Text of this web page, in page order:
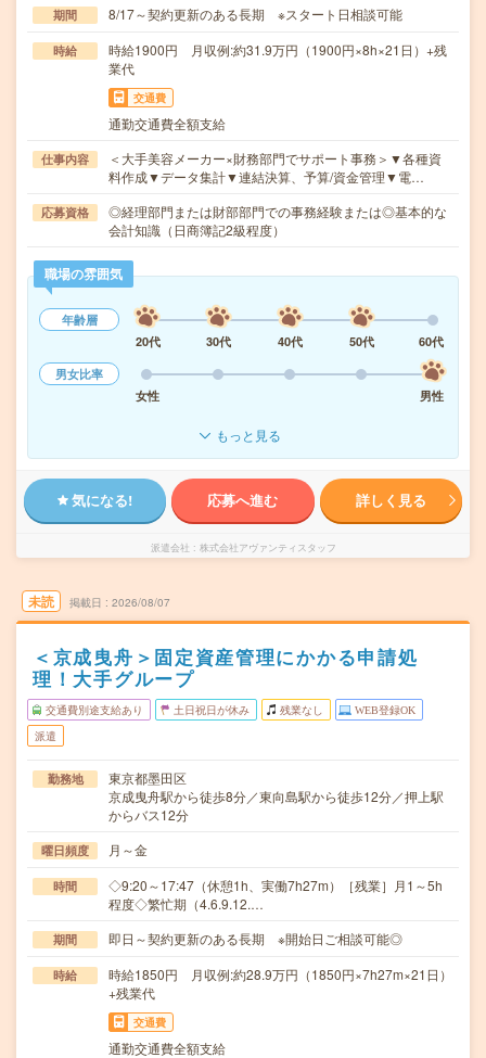
期間 8/17～契約更新のある長期 ※スタート日相談可能
時給
時給1900円 月収例:約31.9万円（1900円×8h×21日）+残
業代
交通費
通勤交通費全額支給
仕事内容
＜大手美容メーカー×財務部門でサポート事務＞▼各種資
料作成▼データ集計▼連結決算、予算/資金管理▼電…
応募資格
◎経理部門または財部部門での事務経験または◎基本的な
会計知識（日商簿記2級程度）
職場の雰囲気
年齢層
20代
30代 40代 50代
60代
男女比率
女性
男性
もっと見る
気になる! 応募へ進む 詳しく見る
派遣会社 株式会社アヴァンティスタッフ
未読 掲載日 2026/08/07
＜京成曳舟＞固定資産管理にかかる申請処
理！大手グループ
交通費別途支給あり 土日祝日が休み 残業なし WEB登録OK
派遣
勤務地
東京都墨田区
京成曳舟駅から徒歩8分／東向島駅から徒歩12分／押上駅
からバス12分
曜日頻度 月～金
時間
◇9:20～17:47（休憩1h、実働7h27m）［残業］月1～5h
程度◇繁忙期（4.6.9.12.…
期間 即日～契約更新のある長期 ※開始日ご相談可能◎
時給
時給1850円 月収例:約28.9万円（1850円×7h27m×21日）
+残業代
交通費
通勤交通費全額支給